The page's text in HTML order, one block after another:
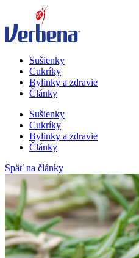
Sušienky
Cukríky
Bylinky a zdravie
Články
Sušienky
Cukríky
Bylinky a zdravie
Články
Späť na články